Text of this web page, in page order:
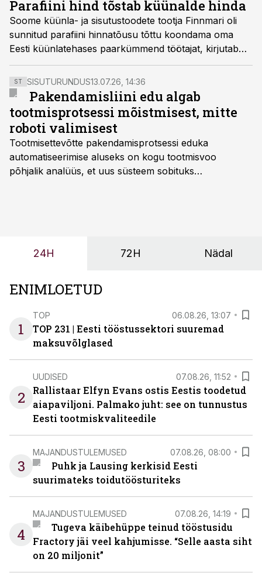
Parafiini hind tõstab küünalde hinda
Soome küünla- ja sisutustoodete tootja Finnmari oli
sunnitud parafiini hinnatõusu tõttu koondama oma
Eesti küünlatehases paarkümmend töötajat, kirjutab
YLE uudisteportaal. Kulude kasvu tunnevad ka teised
meie piirkonna küünlatootjad.
ST SISUTURUNDUS13.07.26, 14:36
Pakendamisliini edu algab
tootmisprotsessi mõistmisest, mitte
roboti valimisest
Tootmisettevõtte pakendamisprotsessi eduka
automatiseerimise aluseks on kogu tootmisvoo
põhjalik analüüs, et uus süsteem sobituks
OÜ tegevjuht Sander Mitendorf.
24H 72H Nädal
ENIMLOETUD
1
TOP 06.08.26, 13:07
TOP 231 | Eesti tööstussektori suuremad
maksuvõlglased
2
UUDISED 07.08.26, 11:52
Rallistaar Elfyn Evans ostis Eestis toodetud
aiapaviljoni. Palmako juht: see on tunnustus
Eesti tootmiskvaliteedile
3
MAJANDUSTULEMUSED 07.08.26, 08:00
Puhk ja Lausing kerkisid Eesti
suurimateks toidutöösturiteks
4
MAJANDUSTULEMUSED 07.08.26, 14:19
Tugeva käibehüppe teinud tööstusidu
Fractory jäi veel kahjumisse. “Selle aasta siht
on 20 miljonit”